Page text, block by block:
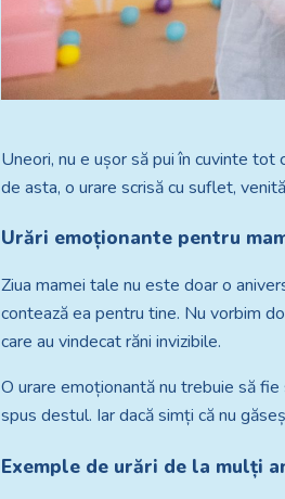
Uneori, nu e ușor să pui în cuvinte
de asta, o urare scrisă cu suflet,
Urări emoționante pentru
Ziua mamei tale nu este doar o
contează ea pentru tine. Nu vorbim
care au vindecat răni invizibile.
O urare emoționantă nu trebuie să
spus destul. Iar dacă simți că nu
Exemple de urări de la mulți